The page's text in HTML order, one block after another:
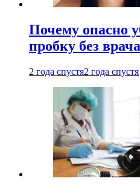
Почему опасно
пробку без врача
2 года спустя2 года спустя